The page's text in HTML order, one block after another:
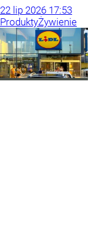
22 lip 2026 17:53
ProduktyŻywienie